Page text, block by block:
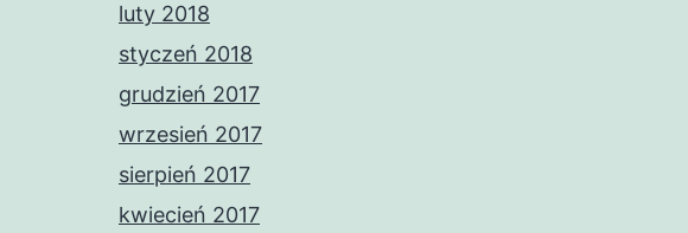
luty 2018
styczeń 2018
grudzień 2017
wrzesień 2017
sierpień 2017
kwiecień 2017